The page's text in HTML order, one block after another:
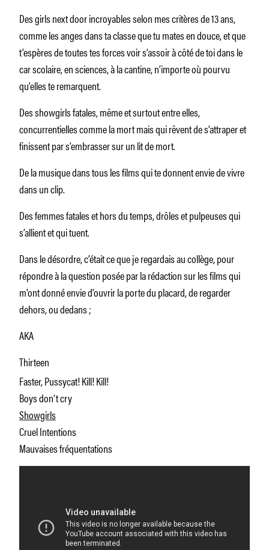
Des girls next door incroyables selon mes critères de 13 ans,
comme les anges dans ta classe que tu mates en douce, et que
t’espères de toutes tes forces voir s’assoir à côté de toi dans le
car scolaire, en sciences, à la cantine, n’importe où pourvu
qu’elles te remarquent.
Des showgirls fatales, même et surtout entre elles,
concurrentielles comme la mort mais qui rêvent de s’attraper et
finissent par s’embrasser sur un lit de mort.
De la musique dans tous les films qui te donnent envie de vivre
dans un clip.
Des femmes fatales et hors du temps, drôles et pulpeuses qui
s’allient et qui tuent.
Dans le désordre, c’était ce que je regardais au collège, pour
répondre à la question posée par la rédaction sur les films qui
m’ont donné envie d’ouvrir la porte du placard, de regarder
dehors, ou dedans ;
AKA
Thirteen
Faster, Pussycat! Kill! Kill!
Boys don’t cry
Showgirls
Cruel Intentions
Mauvaises fréquentations